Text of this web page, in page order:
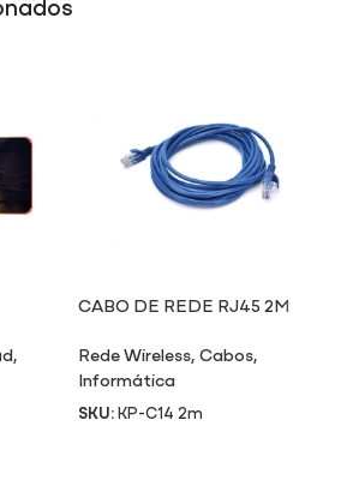
,
CABO DE REDE RJ45 2M
Rede Wireless,Cabos,
Informática
SKU:KP-C14 2m